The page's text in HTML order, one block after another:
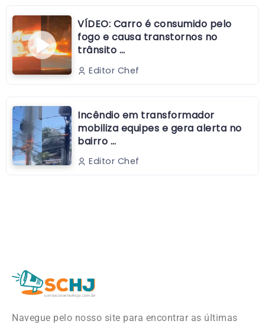
VÍDEO: Carro é consumido pelo
fogo e causa transtornos no
trânsito …
Editor Chef
Incêndio em transformador
mobiliza equipes e gera alerta no
bairro …
Editor Chef
Navegue pelo nosso site para encontrar as últimas